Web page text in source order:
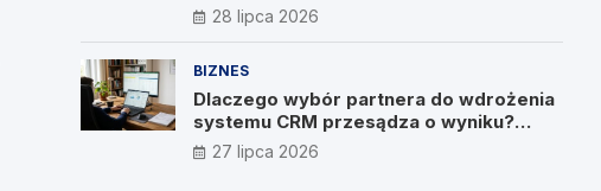
28 lipca 2026
BIZNES
Dlaczego wybór partnera do wdrożenia
systemu CRM przesądza o wyniku?
Wywiad z Pawłem Prymakowskim, CEO
IT Vision
27 lipca 2026